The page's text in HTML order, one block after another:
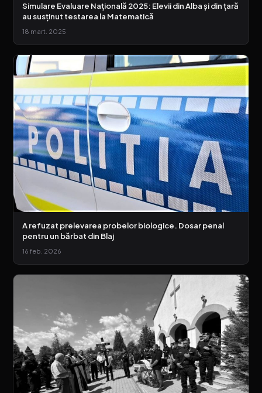
Simulare Evaluare Națională 2025: Elevii din Alba și din țară
au susținut testarea la Matematică
18 mart. 2025
A refuzat prelevarea probelor biologice. Dosar penal
pentru un bărbat din Blaj
16 feb. 2026